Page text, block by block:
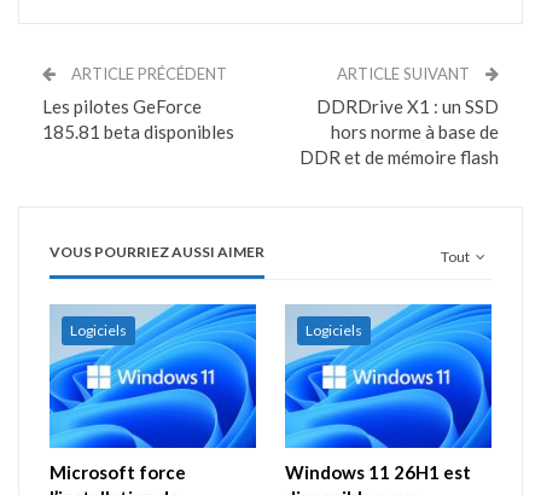
ARTICLE PRÉCÉDENT
Les pilotes GeForce
185.81 beta disponibles
ARTICLE SUIVANT
DDRDrive X1 : un SSD
hors norme à base de
DDR et de mémoire flash
Tout
VOUS POURRIEZ AUSSI AIMER
Logiciels
Microsoft force
Logiciels
Windows 11 26H1 est